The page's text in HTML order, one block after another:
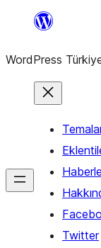
İçeriğe
WordPress
Twitter